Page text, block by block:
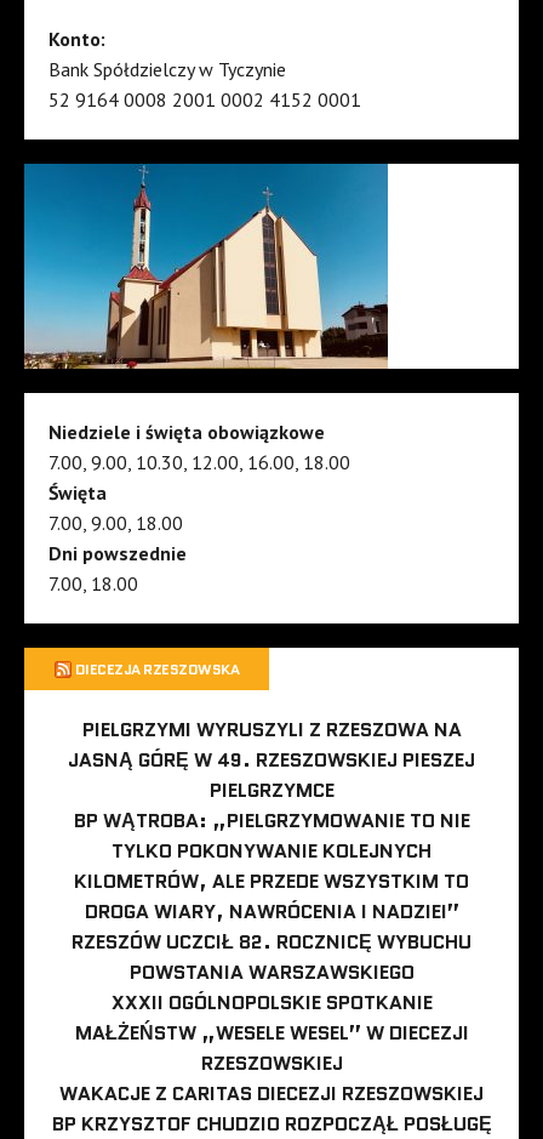
Konto:
Bank Spółdzielczy w Tyczynie
52 9164 0008 2001 0002 4152 0001
Niedziele i święta obowiązkowe
7.00, 9.00, 10.30, 12.00, 16.00, 18.00
Święta
7.00, 9.00, 18.00
Dni powszednie
7.00, 18.00
DIECEZJA RZESZOWSKA
PIELGRZYMI WYRUSZYLI Z RZESZOWA NA
JASNĄ GÓRĘ W 49. RZESZOWSKIEJ PIESZEJ
PIELGRZYMCE
BP WĄTROBA: „PIELGRZYMOWANIE TO NIE
TYLKO POKONYWANIE KOLEJNYCH
KILOMETRÓW, ALE PRZEDE WSZYSTKIM TO
DROGA WIARY, NAWRÓCENIA I NADZIEI”
RZESZÓW UCZCIŁ 82. ROCZNICĘ WYBUCHU
POWSTANIA WARSZAWSKIEGO
XXXII OGÓLNOPOLSKIE SPOTKANIE
MAŁŻEŃSTW „WESELE WESEL” W DIECEZJI
RZESZOWSKIEJ
WAKACJE Z CARITAS DIECEZJI RZESZOWSKIEJ
BP KRZYSZTOF CHUDZIO ROZPOCZĄŁ POSŁUGĘ